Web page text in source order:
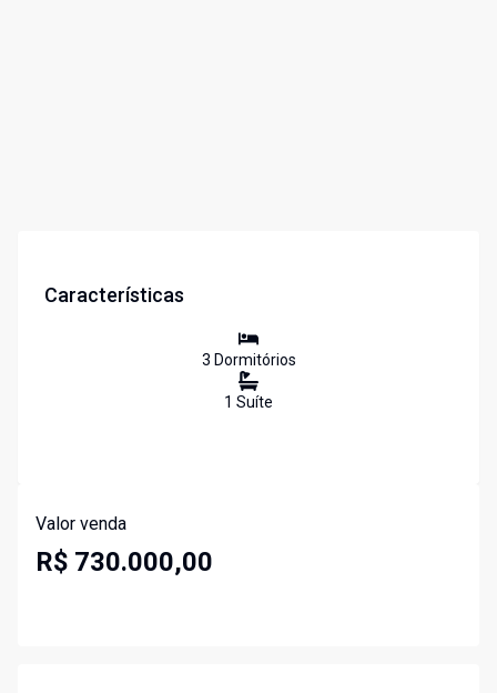
Características
3 Dormitórios
1 Suíte
Valor venda
R$ 730.000,00